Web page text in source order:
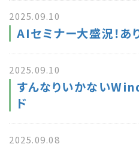
2025.09.10
AIセミナー大盛況！あ
2025.09.10
すんなりいかない
ド
2025.09.08